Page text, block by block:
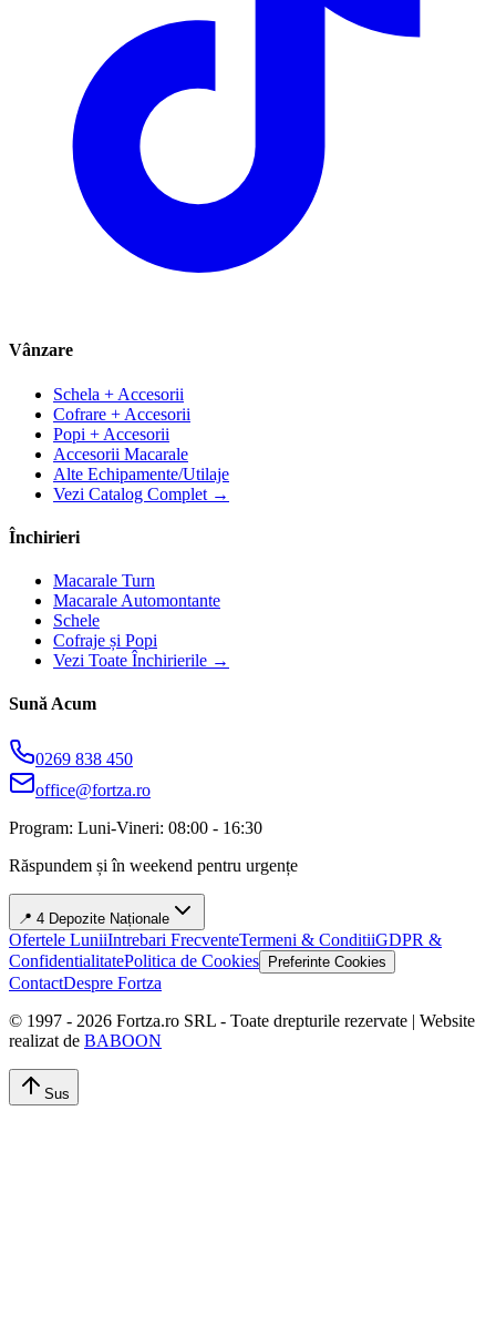
Vânzare
Schela + Accesorii
Cofrare + Accesorii
Popi + Accesorii
Accesorii Macarale
Alte Echipamente/Utilaje
Vezi Catalog Complet →
Închirieri
Macarale Turn
Macarale Automontante
Schele
Cofraje și Popi
Vezi Toate Închirierile →
Sună Acum
0269 838 450
office@fortza.ro
Program: Luni-Vineri: 08:00 - 16:30
Răspundem și în weekend pentru urgențe
📍 4 Depozite Naționale
Ofertele LuniiIntrebari FrecventeTermeni & ConditiiGDPR &
ConfidentialitatePolitica de Cookies Preferinte Cookies
ContactDespre Fortza
© 1997 - 2026 Fortza.ro SRL - Toate drepturile rezervate | Website
realizat de BABOON
Sus